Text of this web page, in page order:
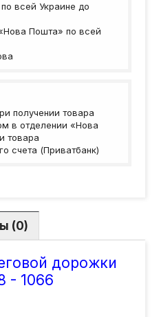
всей Украине до
Пошта» по всей
получении товара
в отделении «Нова
товара
счета (Приватбанк)
(0)
дорожки
- 1066